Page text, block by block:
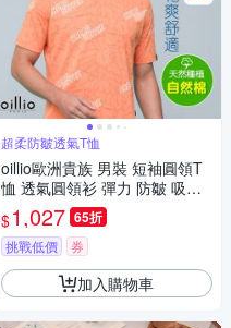
超柔防皺透氣T恤
oillio歐洲貴族 男裝 短袖圓領T
恤 透氣圓領衫 彈力 防皺 吸濕
排汗 紅色 法國品牌
$1,027 65折
挑戰低價 券
加入購物車